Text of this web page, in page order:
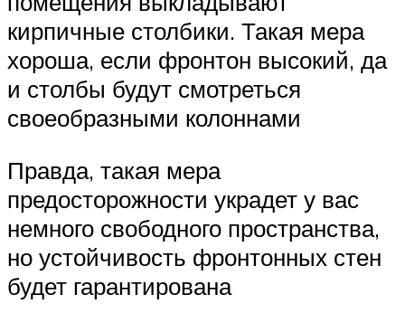
кирпичные столбики. Такая мера
хороша, если фронтон высокий, да
и столбы будут смотреться
своеобразными колоннами
Правда, такая мера
предосторожности украдет у вас
немного свободного пространства,
но устойчивость фронтонных стен
будет гарантирована